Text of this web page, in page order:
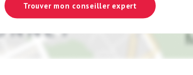
Trouver mon conseiller expert